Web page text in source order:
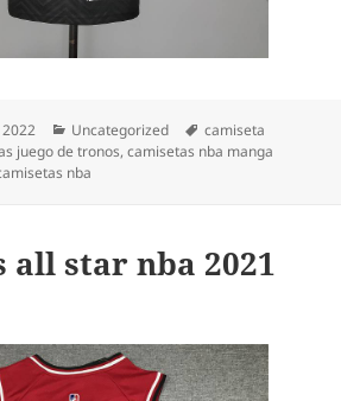
Categorías
Uncategorized Etiquetas
camiseta
juego de tronos,camisetas nba manga
nba
all star nba 2021